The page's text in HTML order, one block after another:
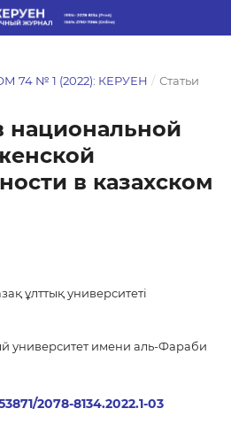
74 № 1 (2022): КЕРУЕН / Статьи
национальной
в казахском
ұлттық университеті
университет имени аль-Фараби
2078-8134.2022.1-03